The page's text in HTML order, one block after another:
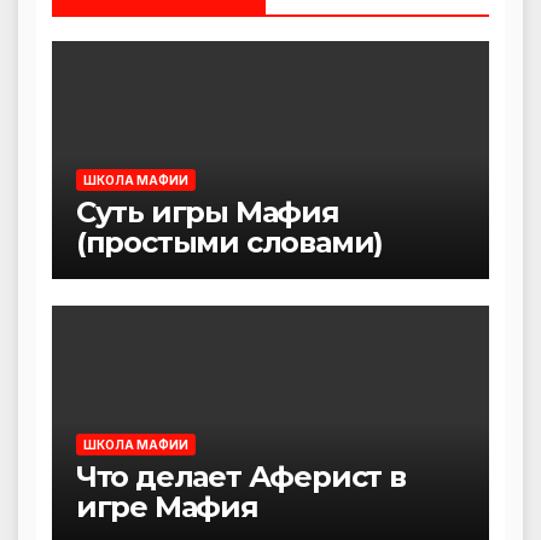
ШКОЛА МАФИИ
Суть игры Мафия
(простыми словами)
ШКОЛА МАФИИ
Что делает Аферист в
игре Мафия